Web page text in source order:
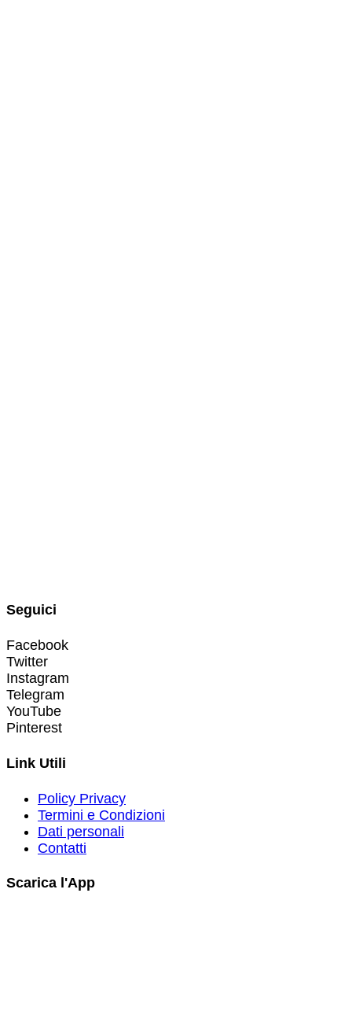
Seguici
Facebook
Twitter
Instagram
Telegram
YouTube
Pinterest
Link Utili
Policy Privacy
Termini e Condizioni
Dati personali
Contatti
Scarica l'App